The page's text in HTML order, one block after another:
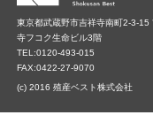
東京都武蔵野市吉祥寺南町2-3-15
寺フコク生命ビル3階
TEL:0120-493-015
FAX:0422-27-9070
(c) 2016 殖産ベスト株式会社